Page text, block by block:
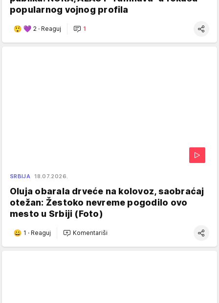
popularnog vojnog profila
2 · Reaguj 1
SRBIJA 18.07.2026.
Oluja obarala drveće na kolovoz, saobraćaj
otežan: Žestoko nevreme pogodilo ovo
mesto u Srbiji (Foto)
1 · Reaguj Komentariši